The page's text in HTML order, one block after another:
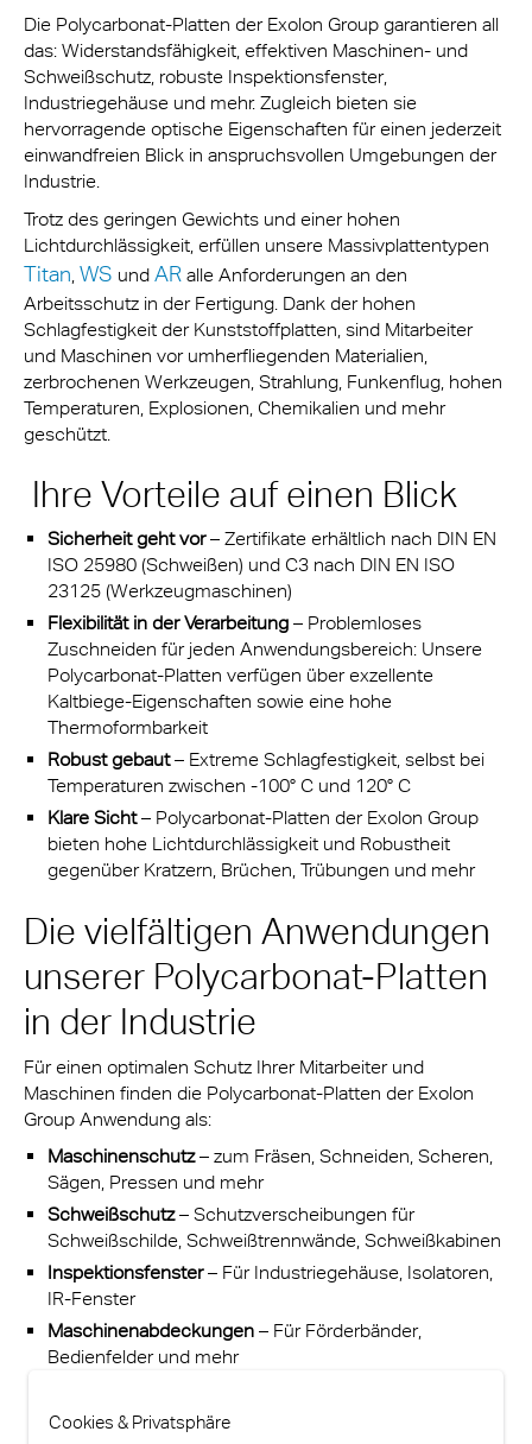
Die Polycarbonat-Platten der Exolon Group garantieren all
das: Widerstandsfähigkeit, effektiven Maschinen- und
Schweißschutz, robuste Inspektionsfenster,
Industriegehäuse und mehr. Zugleich bieten sie
hervorragende optische Eigenschaften für einen jederzeit
einwandfreien Blick in anspruchsvollen Umgebungen der
Industrie.
Trotz des geringen Gewichts und einer hohen
Lichtdurchlässigkeit, erfüllen unsere Massivplattentypen
Titan WS und AR alle Anforderungen an den
Arbeitsschutz in der Fertigung. Dank der hohen
Schlagfestigkeit der Kunststoffplatten, sind Mitarbeiter
und Maschinen vor umherfliegenden Materialien,
zerbrochenen Werkzeugen, Strahlung, Funkenflug, hohen
Temperaturen, Explosionen, Chemikalien und mehr
geschützt.
Ihre Vorteile auf einen Blick
Sicherheit geht vor– Zertifikate erhältlich nach DIN EN
ISO 25980 (Schweißen) und C3 nach DIN EN ISO
23125 (Werkzeugmaschinen)
Flexibilität in der Verarbeitung – Problemloses
Zuschneiden für jeden Anwendungsbereich: Unsere
Polycarbonat-Platten verfügen über exzellente
Kaltbiege-Eigenschaften sowie eine hohe
Thermoformbarkeit
Robust gebaut– Extreme Schlagfestigkeit, selbst bei
Temperaturen zwischen -100° C und 120° C
Klare Sicht– Polycarbonat-Platten der Exolon Group
bieten hohe Lichtdurchlässigkeit und Robustheit
gegenüber Kratzern, Brüchen, Trübungen und mehr
Die vielfältigen Anwendungen
unserer Polycarbonat-Platten
in der Industrie
Für einen optimalen Schutz Ihrer Mitarbeiter und
Maschinen finden die Polycarbonat-Platten der Exolon
Group Anwendung als:
Maschinenschutz– zum Fräsen, Schneiden, Scheren,
Sägen, Pressen und mehr
Schweißschutz– Schutzverscheibungen für
Schweißschilde, Schweißtrennwände, Schweißkabinen
Inspektionsfenster– Für Industriegehäuse, Isolatoren,
IR-Fenster
Maschinenabdeckungen – Für Förderbänder,
Bedienfelder und mehr
Cookies & Privatsphäre